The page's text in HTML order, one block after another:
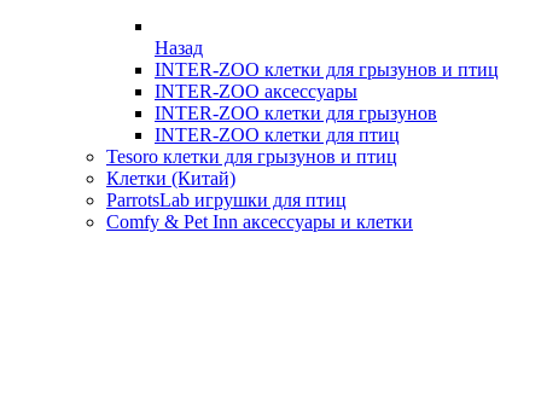
Назад
INTER-ZOO клетки для грызунов и птиц
INTER-ZOO аксессуары
INTER-ZOO клетки для грызунов
INTER-ZOO клетки для птиц
Tesoro клетки для грызунов и птиц
Клетки (Китай)
ParrotsLab игрушки для птиц
Comfy & Pet Inn аксессуары и клетки